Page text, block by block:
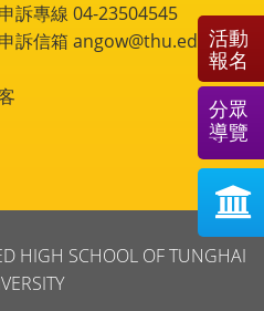
訴專線 04-23504545
訴信箱 angow@thu.edu.tw
HIGH SCHOOL OF TUNGHAI
活動
報名
分眾
導覽